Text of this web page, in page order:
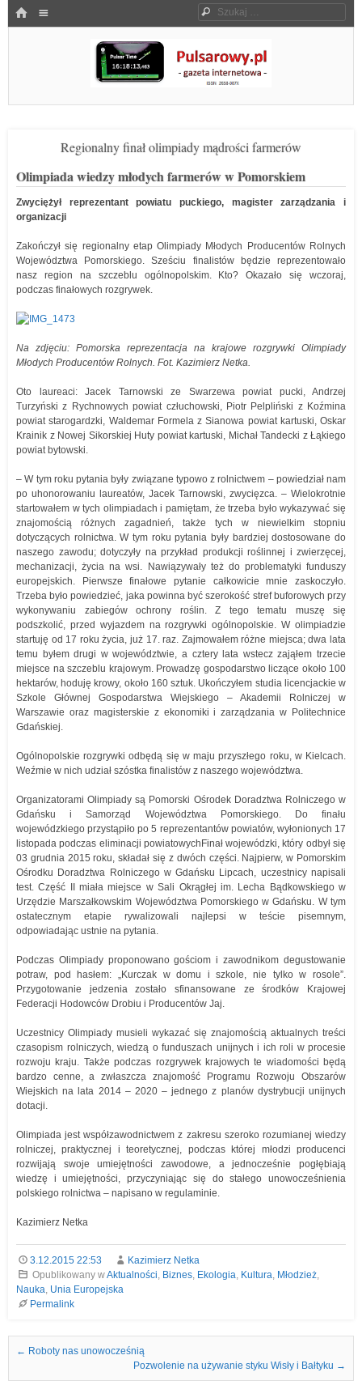
HOME Szukaj
Pulsarowy.pl
Regionalny finał olimpiady mądrości farmerów
Olimpiada wiedzy młodych farmerów w Pomorskiem
Zwyciężył reprezentant powiatu puckiego, magister zarządzania i
organizacji
Zakończył się regionalny etap Olimpiady Młodych Producentów Rolnych
Województwa Pomorskiego. Sześciu finalistów będzie reprezentowało
nasz region na szczeblu ogólnopolskim. Kto? Okazało się wczoraj,
podczas finałowych rozgrywek.
Na zdjęciu: Pomorska reprezentacja na krajowe rozgrywki Olimpiady
Młodych Producentów Rolnych. Fot. Kazimierz Netka.
Oto laureaci: Jacek Tarnowski ze Swarzewa powiat pucki, Andrzej
Turzyński z Rychnowych powiat człuchowski, Piotr Pelpliński z Koźmina
powiat starogardzki, Waldemar Formela z Sianowa powiat kartuski, Oskar
Krainik z Nowej Sikorskiej Huty powiat kartuski, Michał Tandecki z Łąkiego
powiat bytowski.
– W tym roku pytania były związane typowo z rolnictwem – powiedział nam
po uhonorowaniu laureatów, Jacek Tarnowski, zwycięzca. – Wielokrotnie
startowałem w tych olimpiadach i pamiętam, że trzeba było wykazywać się
znajomością różnych zagadnień, także tych w niewielkim stopniu
dotyczących rolnictwa. W tym roku pytania były bardziej dostosowane do
naszego zawodu; dotyczyły na przykład produkcji roślinnej i zwierzęcej,
mechanizacji, życia na wsi. Nawiązywały też do problematyki funduszy
europejskich. Pierwsze finałowe pytanie całkowicie mnie zaskoczyło.
Trzeba było powiedzieć, jaka powinna być szerokość stref buforowych przy
wykonywaniu zabiegów ochrony roślin. Z tego tematu muszę się
podszkolić, przed wyjazdem na rozgrywki ogólnopolskie. W olimpiadzie
startuję od 17 roku życia, już 17. raz. Zajmowałem różne miejsca; dwa lata
temu byłem drugi w województwie, a cztery lata wstecz zająłem trzecie
miejsce na szczeblu krajowym. Prowadzę gospodarstwo liczące około 100
hektarów, hoduję krowy, około 160 sztuk. Ukończyłem studia licencjackie w
Szkole Głównej Gospodarstwa Wiejskiego – Akademii Rolniczej w
Warszawie oraz magisterskie z ekonomiki i zarządzania w Politechnice
Gdańskiej.
Ogólnopolskie rozgrywki odbędą się w maju przyszłego roku, w Kielcach.
Weźmie w nich udział szóstka finalistów z naszego województwa.
Organizatorami Olimpiady są Pomorski Ośrodek Doradztwa Rolniczego w
Gdańsku i Samorząd Województwa Pomorskiego. Do finału
wojewódzkiego przystąpiło po 5 reprezentantów powiatów, wyłonionych 17
listopada podczas eliminacji powiatowychFinał wojewódzki, który odbył się
03 grudnia 2015 roku, składał się z dwóch części. Najpierw, w Pomorskim
Ośrodku Doradztwa Rolniczego w Gdańsku Lipcach, uczestnicy napisali
test. Część II miała miejsce w Sali Okrągłej im. Lecha Bądkowskiego w
Urzędzie Marszałkowskim Województwa Pomorskiego w Gdańsku. W tym
ostatecznym etapie rywalizowali najlepsi w teście pisemnym,
odpowiadając ustnie na pytania.
Podczas Olimpiady proponowano gościom i zawodnikom degustowanie
potraw, pod hasłem: „Kurczak w domu i szkole, nie tylko w rosole”.
Przygotowanie jedzenia zostało sfinansowane ze środków Krajowej
Federacji Hodowców Drobiu i Producentów Jaj.
Uczestnicy Olimpiady musieli wykazać się znajomością aktualnych treści
czasopism rolniczych, wiedzą o funduszach unijnych i ich roli w procesie
rozwoju kraju. Także podczas rozgrywek krajowych te wiadomości będą
bardzo cenne, a zwłaszcza znajomość Programu Rozwoju Obszarów
Wiejskich na lata 2014 – 2020 – jednego z planów dystrybucji unijnych
dotacji.
Olimpiada jest współzawodnictwem z zakresu szeroko rozumianej wiedzy
rolniczej, praktycznej i teoretycznej, podczas której młodzi producenci
rozwijają swoje umiejętności zawodowe, a jednocześnie pogłębiają
wiedzę i umiejętności, przyczyniając się do stałego unowocześnienia
polskiego rolnictwa – napisano w regulaminie.
Kazimierz Netka
3.12.2015 22:53
Kazimierz Netka
Opublikowany wAktualności, Biznes, Ekologia, Kultura, Młodzież,
Nauka, Unia Europejska
Permalink
Nawigacja we wpisach
← Roboty nas unowocześnią
Pozwolenie na używanie styku Wisły i Bałtyku →